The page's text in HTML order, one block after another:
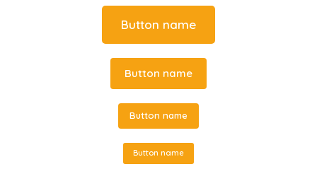
Button name
Button name
Button name
Button name